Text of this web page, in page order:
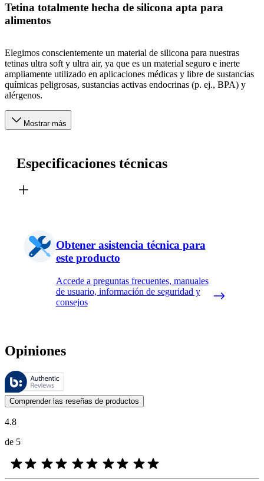
Tetina totalmente hecha de silicona apta para
alimentos
Elegimos conscientemente un material de silicona para nuestras
tetinas ultra soft y ultra air, ya que es un material seguro e inerte
ampliamente utilizado en aplicaciones médicas y libre de sustancias
químicas peligrosas, sustancias activas endocrinas (p. ej., BPA) y
alérgenos.
Mostrar más
Especificaciones técnicas
Obtener asistencia técnica para
este producto
Accede a preguntas frecuentes, manuales
de usuario, información de seguridad y
consejos
Opiniones
Estas reseñas las gestiona Bazaarvoice y cumplen con la política de
Las opiniones de los clientes en forma de reseñas de productos y
Comprender las reseñas de productos
4.8
de 5